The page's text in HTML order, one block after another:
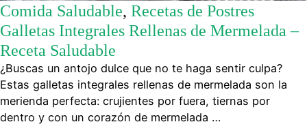
Comida Saludable, Recetas de Postres
Galletas Integrales Rellenas de Mermelada –
Receta Saludable
¿Buscas un antojo dulce que no te haga sentir culpa?
Estas galletas integrales rellenas de mermelada son la
merienda perfecta: crujientes por fuera, tiernas por
dentro y con un corazón de mermelada …